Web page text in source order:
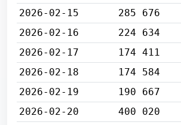
2026-02-15
285 676
2026-02-16
224 634
2026-02-17
174 411
2026-02-18
174 584
2026-02-19
190 667
2026-02-20
400 020